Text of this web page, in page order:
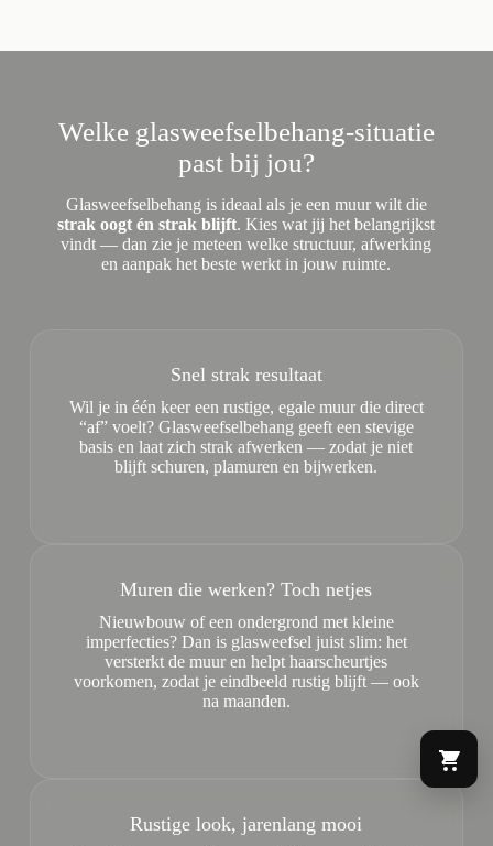
Welke glasweefselbehang-situatie
past bij jou?
Glasweefselbehang is ideaal als je een muur wilt die
strak oogt én strak blijft. Kies wat jij het belangrijkst
vindt — dan zie je meteen welke structuur, afwerking
en aanpak het beste werkt in jouw ruimte.
Snel strak resultaat
Wil je in één keer een rustige, egale muur die direct
“af” voelt? Glasweefselbehang geeft een stevige
basis en laat zich strak afwerken — zodat je niet
blijft schuren, plamuren en bijwerken.
Muren die werken? Toch netjes
Nieuwbouw of een ondergrond met kleine
imperfecties? Dan is glasweefsel juist slim: het
versterkt de muur en helpt haarscheurtjes
voorkomen, zodat je eindbeeld rustig blijft — ook
na maanden.
Rustige look, jarenlang mooi